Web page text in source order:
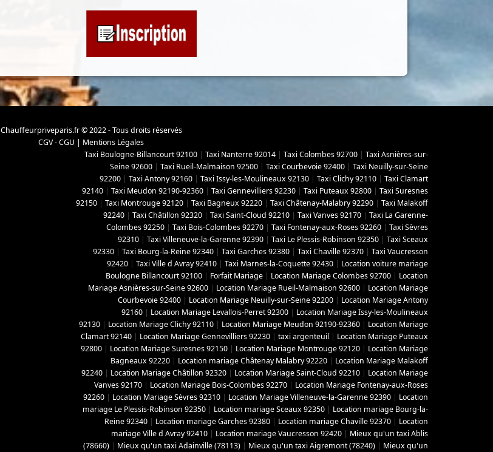
Chauffeurpriveparis.fr © 2022 - Tous droits réservés
CGV - CGU | Mentions Légales
Taxi Boulogne-Billancourt 92100 | Taxi Nanterre 92014 | Taxi Colombes 92700 | Taxi Asnières-sur-
Seine 92600 | Taxi Rueil-Malmaison 92500 | Taxi Courbevoie 92400 | Taxi Neuilly-sur-Seine
92200 | Taxi Antony 92160 | Taxi Issy-les-Moulineaux 92130 | Taxi Clichy 92110 | Taxi Clamart
92140 | Taxi Meudon 92190-92360 | Taxi Gennevilliers 92230 | Taxi Puteaux 92800 | Taxi Suresnes
92150 | Taxi Montrouge 92120 | Taxi Bagneux 92220 | Taxi Châtenay-Malabry 92290 | Taxi Malakoff
92240 | Taxi Châtillon 92320 | Taxi Saint-Cloud 92210 | Taxi Vanves 92170 | Taxi La Garenne-
Colombes 92250 | Taxi Bois-Colombes 92270 | Taxi Fontenay-aux-Roses 92260 | Taxi Sèvres
92310 | Taxi Villeneuve-la-Garenne 92390 | Taxi Le Plessis-Robinson 92350 | Taxi Sceaux
92330 | Taxi Bourg-la-Reine 92340 | Taxi Garches 92380 | Taxi Chaville 92370 | Taxi Vaucresson
92420 | Taxi Ville d Avray 92410 | Taxi Marnes-la-Coquette 92430 | Location voiture mariage
Boulogne Billancourt 92100 | Forfait Mariage | Location Mariage Colombes 92700 | Location
Mariage Asnières-sur-Seine 92600 | Location Mariage Rueil-Malmaison 92600 | Location Mariage
Courbevoie 92400 | Location Mariage Neuilly-sur-Seine 92200 | Location Mariage Antony
92160 | Location Mariage Levallois-Perret 92300 | Location Mariage Issy-les-Moulineaux
92130 | Location Mariage Clichy 92110 | Location Mariage Meudon 92190-92360 | Location Mariage
Clamart 92140 | Location Mariage Gennevilliers 92230 | taxi argenteuil | Location Mariage Puteaux
92800 | Location Mariage Suresnes 92150 | Location Mariage Montrouge 92120 | Location Mariage
Bagneaux 92220 | Location mariage Châtenay Malabry 92220 | Location Mariage Malakoff
92240 | Location Mariage Châtillon 92320 | Location Mariage Saint-Cloud 92210 | Location Mariage
Vanves 92170 | Location Mariage Bois-Colombes 92270 | Location Mariage Fontenay-aux-Roses
92260 | Location Mariage Sèvres 92310 | Location Mariage Villeneuve-la-Garenne 92390 | Location
mariage Le Plessis-Robinson 92350 | Location mariage Sceaux 92350 | Location mariage Bourg-la-
Reine 92340 | Location mariage Garches 92380 | Location mariage Chaville 92370 | Location
mariage Ville d Avray 92410 | Location mariage Vaucresson 92420 | Mieux qu'un taxi Ablis
(78660) | Mieux qu'un taxi Adainville (78113) | Mieux qu'un taxi Aigremont (78240) | Mieux qu'un